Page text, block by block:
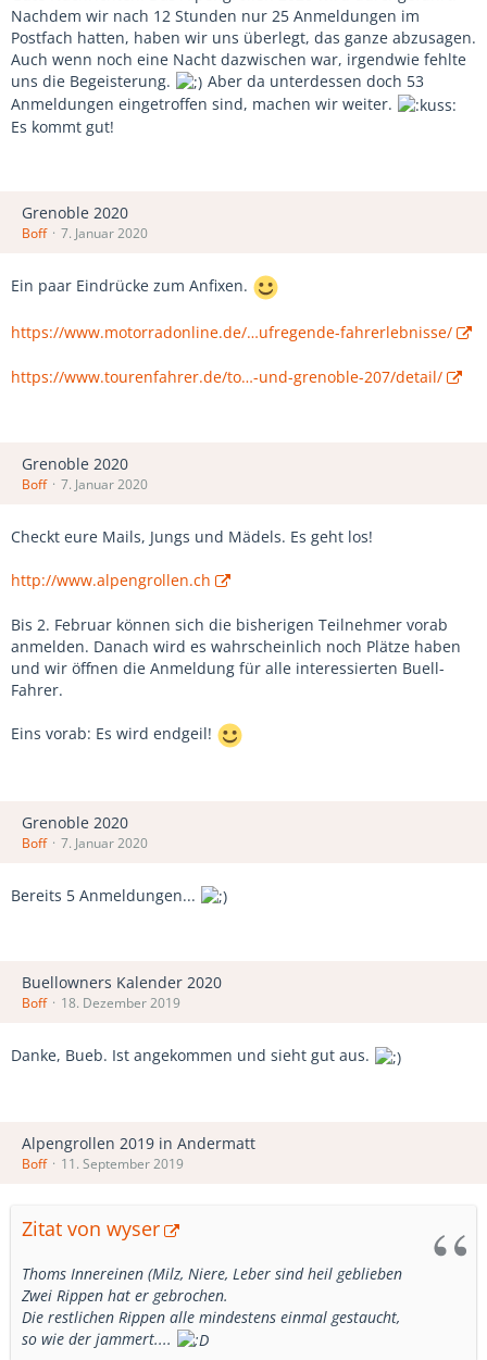
Nachdem wir nach 12 Stunden nur 25 Anmeldungen im
Postfach hatten, haben wir uns überlegt, das ganze abzusagen.
Auch wenn noch eine Nacht dazwischen war, irgendwie fehlte
uns die Begeisterung.
Aber da unterdessen doch 53
Anmeldungen eingetroffen sind, machen wir weiter.
Es kommt gut!
Grenoble 2020
Boff 7. Januar 2020
Ein paar Eindrücke zum Anfixen.
https://www.motorradonline.de/…ufregende-fahrerlebnisse/
https://www.tourenfahrer.de/to…-und-grenoble-207/detail/
Grenoble 2020
Boff 7. Januar 2020
Checkt eure Mails, Jungs und Mädels. Es geht los!
http://www.alpengrollen.ch
Bis 2. Februar können sich die bisherigen Teilnehmer vorab
anmelden. Danach wird es wahrscheinlich noch Plätze haben
und wir öffnen die Anmeldung für alle interessierten Buell-
Fahrer.
Eins vorab: Es wird endgeil!
Grenoble 2020
Boff 7. Januar 2020
Bereits 5 Anmeldungen...
Buellowners Kalender 2020
Boff 18. Dezember 2019
Danke, Bueb. Ist angekommen und sieht gut aus.
Alpengrollen 2019 in Andermatt
Boff 11. September 2019
Zitat von wyser
Thoms Innereinen (Milz, Niere, Leber sind heil geblieben
Zwei Rippen hat er gebrochen.
Die restlichen Rippen alle mindestens einmal gestaucht,
so wie der jammert....